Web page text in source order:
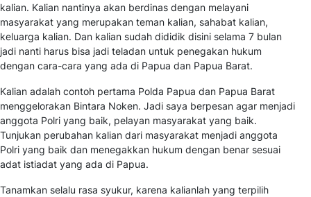
kalian. Kalian nantinya akan berdinas dengan melayani
masyarakat yang merupakan teman kalian, sahabat kalian,
keluarga kalian. Dan kalian sudah dididik disini selama 7 bulan
jadi nanti harus bisa jadi teladan untuk penegakan hukum
dengan cara-cara yang ada di Papua dan Papua Barat.
Kalian adalah contoh pertama Polda Papua dan Papua Barat
menggelorakan Bintara Noken. Jadi saya berpesan agar menjadi
anggota Polri yang baik, pelayan masyarakat yang baik.
Tunjukan perubahan kalian dari masyarakat menjadi anggota
Polri yang baik dan menegakkan hukum dengan benar sesuai
adat istiadat yang ada di Papua.
Tanamkan selalu rasa syukur, karena kalianlah yang terpilih